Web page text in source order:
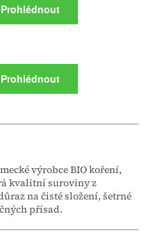
výrobce BIO koření,
kvalitní suroviny z
na čisté složení, šetrné
přísad.